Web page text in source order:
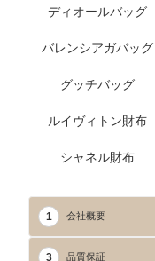
ディオールバッグ
バレンシアガバッグ
グッチバッグ
ルイヴィトン財布
シャネル財布
1 会社概要
3 品質保証